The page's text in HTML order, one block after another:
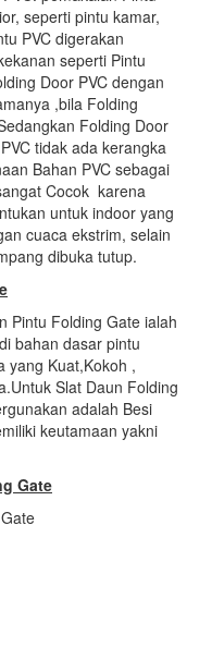
seperti pintu kamar,
PVC digerakan
seperti Pintu
Door PVC dengan
,bila Folding
Folding Door
tidak ada kerangka
Bahan PVC sebagai
Cocok karena
untuk indoor yang
cuaca ekstrim, selain
dibuka tutup.
Pintu Folding Gate ialah
bahan dasar pintu
yang Kuat,Kokoh ,
Slat Daun Folding
adalah Besi
keutamaan yakni
Gate